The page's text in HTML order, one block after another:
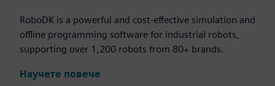
RoboDK is a powerful and cost-effective simulation and
offline programming software for industrial robots,
supporting over 1,200 robots from 80+ brands.
Научете повече